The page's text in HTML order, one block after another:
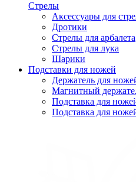
Стрелы
Аксессуары для
Дротики
Стрелы для арбалета
Стрелы для лука
Шарики
Подставки для ножей
Держатель для
Магнитный
Подставка для
Подставка для